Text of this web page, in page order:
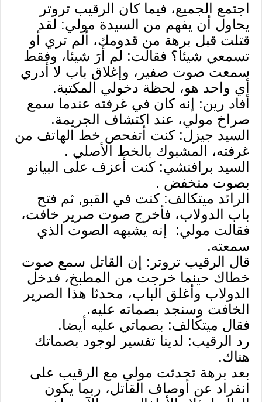
اجتمع الجميع، فيما كان الرقيب تروتر
يحاول أن يفهم من السيدة مولي: لقد
قتلت قبل برهة من قدومك، ألم تري أو
تسمعي شيئا؟ فقالت: لم أرَ شيئا، وفقط
سمعت صوت صفير، وإغلاق باب لا أدري
أي واحد هو، لحظة دخولي المكتبة.
أفاد رين: إنه كان في غرفته عندما سمع
صراخ مولي، عند اكتشاف الجريمة.
السيد جيزل: كنت أتفحص خط الهاتف من
غرفته، المشبوك بالخط الأصلي .
السيد برافنشي: كنت أعزف على البيانو
بصوت منخفض .
الرائد ميتكالف: كنت في القبو, ثم فتح
باب الدولاب، فأخرج صوت صرير خافت،
فقالت مولي: إنه يشبهه الصوت الذي
سمعته.
قال الرقيب تروتر: إن القاتل سمع صوت
خطاك حينما خرجت من المطبخ، فدخل
الدولاب وأغلق الباب، محدثا هذا الصرير
الخافت وسنجد بصماته عليه.
فقال ميتكالف: بصماتي عليه أيضا.
رد الرقيب: لدينا تفسير لوجود بصماتك
هناك.
بعد برهة تحدثت مولي مع الرقيب على
انفراد عن أوصاف القاتل، ربما يكون